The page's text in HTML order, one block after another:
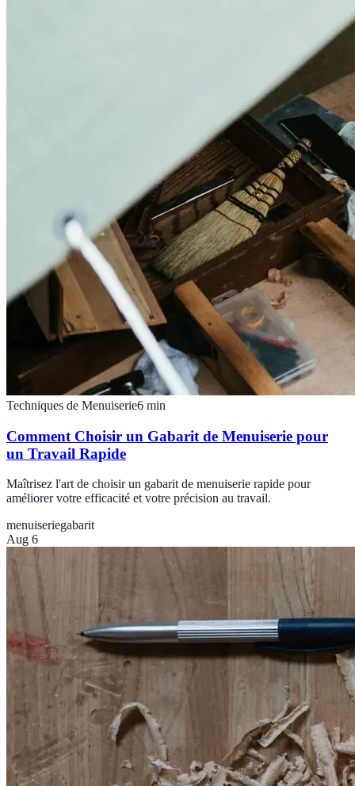
Techniques de Menuiserie6 min
Comment Choisir un Gabarit de Menuiserie pour
un Travail Rapide
Maîtrisez l'art de choisir un gabarit de menuiserie rapide pour
améliorer votre efficacité et votre précision au travail.
menuiseriegabarit
Aug 6